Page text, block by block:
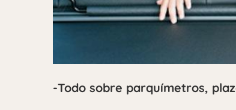
-Todo sobre parquímetros,